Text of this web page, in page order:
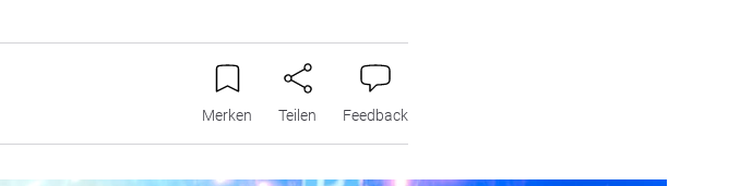
Merken Teilen Feedback